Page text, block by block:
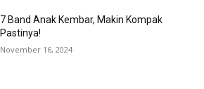
7 Band Anak Kembar, Makin Kompak
Pastinya!
November 16, 2024